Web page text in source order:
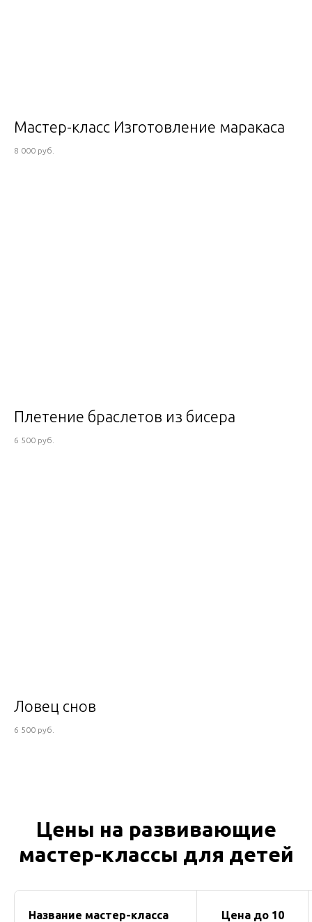
Мастер-класс Изготовление маракаса
8 000 руб.
Плетение браслетов из бисера
6 500 руб.
Ловец снов
6 500 руб.
Цены на развивающие
мастер-классы для детей
Название мастер-класса
Цена до 10